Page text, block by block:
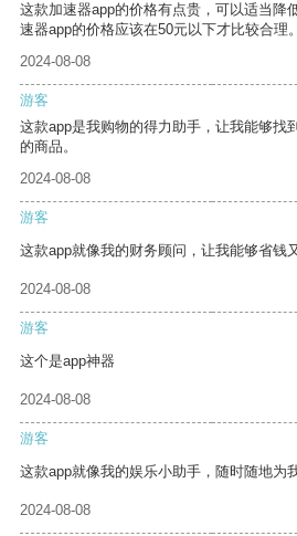
这款加速器app的价格有点贵，可以适当降
速器app的价格应该在50元以下才比较合理。
2024-08-08
游客
这款app是我购物的得力助手，让我能够找
的商品。
2024-08-08
游客
这款app就像我的财务顾问，让我能够省钱
2024-08-08
游客
这个是app神器
2024-08-08
游客
这款app就像我的娱乐小助手，随时随地为
2024-08-08